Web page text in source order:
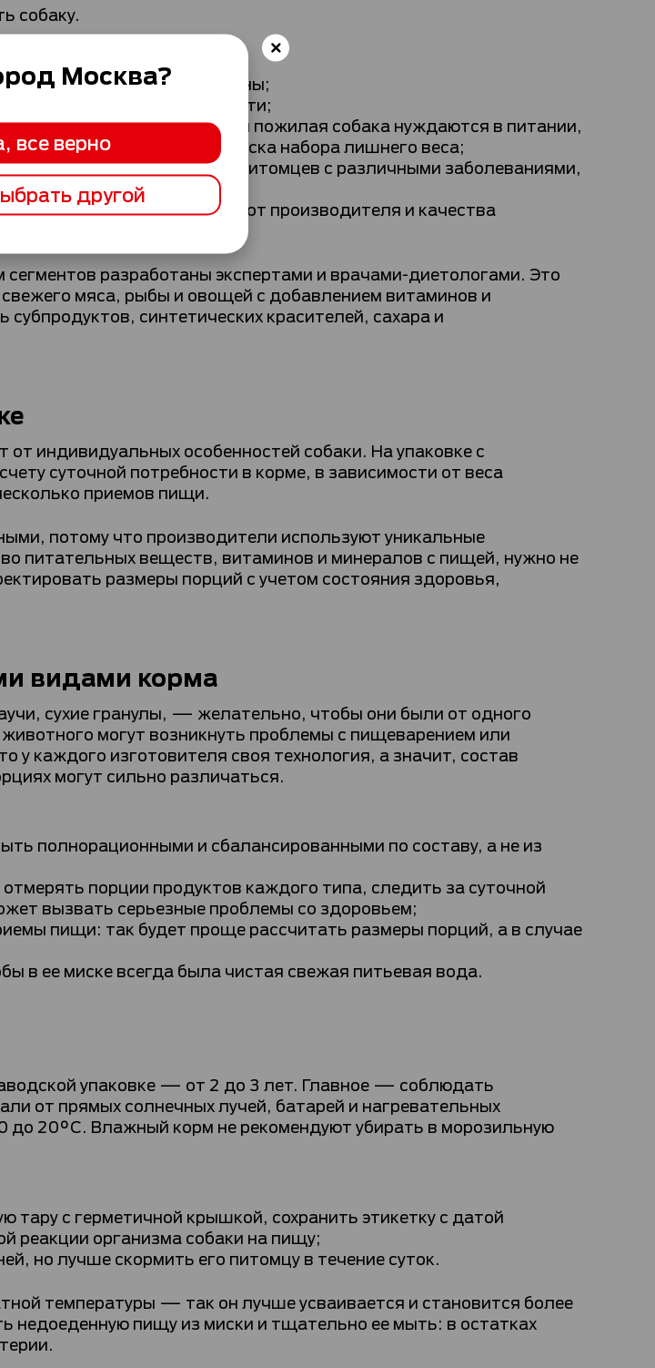
Москва?
все верно
другой
собаку.
специальные рационы;
пород разные потребности;
активная от природы и пожилая собака нуждаются в питании,
запасы энергии без риска набора лишнего веса;
линейки кормов для питомцев с различными заболеваниями,
животных;
классов, в зависимости от производителя и качества
сегментов разработаны экспертами и врачами-диетологами. Это
мяса, рыбы и овощей с добавлением витаминов и
синтетических красителей, сахара и
индивидуальных особенностей собаки. На упаковке с
суточной потребности в корме, в зависимости от веса
приемов пищи.
потому что производители используют уникальные
питательных веществ, витаминов и минералов с пищей, нужно не
размеры порций с учетом состояния здоровья,
видами корма
сухие гранулы, — желательно, чтобы они были от одного
могут возникнуть проблемы с пищеварением или
каждого изготовителя своя технология, а значит, состав
могут сильно различаться.
полнорационными и сбалансированными по составу, а не из
порции продуктов каждого типа, следить за суточной
вызвать серьезные проблемы со здоровьем;
пищи: так будет проще рассчитать размеры порций, а в случае
в ее миске всегда была чистая свежая питьевая вода.
упаковке — от 2 до 3 лет. Главное — соблюдать
от прямых солнечных лучей, батарей и нагревательных
до 20°С. Влажный корм не рекомендуют убирать в морозильную
с герметичной крышкой, сохранить этикетку с датой
реакции организма собаки на пищу;
но лучше скормить его питомцу в течение суток.
температуры — так он лучше усваивается и становится более
пищу из миски и тщательно ее мыть: в остатках